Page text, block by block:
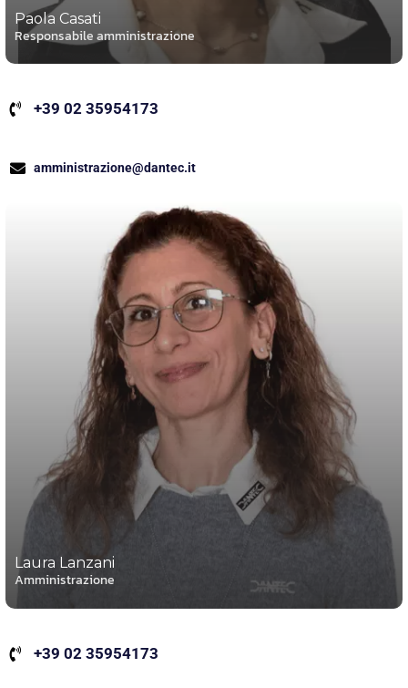
Paola Casati
Responsabile amministrazione
+39 02 35954173
amministrazione@dantec.it
Laura Lanzani
Amministrazione
+39 02 35954173